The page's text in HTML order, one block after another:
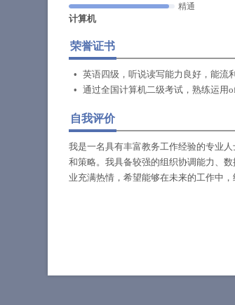
计算机
精通
荣誉证书
英语四级，听说读写能力良好，能流
通过全国计算机二级考试，熟练运用
自我评价
我是一名具有丰富教务工作经验的专业
和策略。我具备较强的组织协调能力、
业充满热情，希望能够在未来的工作中